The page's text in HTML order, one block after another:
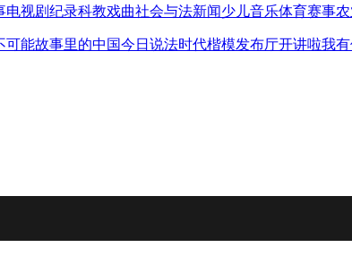
电视剧纪录科教戏曲社会与法新闻少儿音乐体育赛事
可能故事里的中国今日说法时代楷模发布厅开讲啦我